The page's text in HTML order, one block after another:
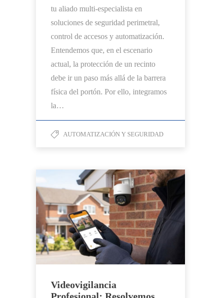
tu aliado multi-especialista en
soluciones de seguridad perimetral,
control de accesos y automatización.
Entendemos que, en el escenario
actual, la protección de un recinto
debe ir un paso más allá de la barrera
física del portón. Por ello, integramos
la…
AUTOMATIZACIÓN Y SEGURIDAD
Videovigilancia